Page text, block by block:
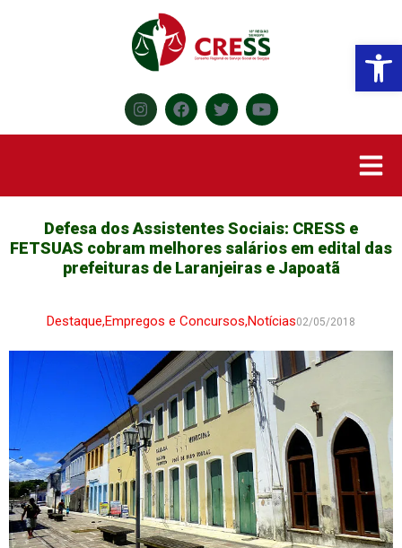
Defesa dos Assistentes Sociais: CRESS e
FETSUAS cobram melhores salários em edital das
prefeituras de Laranjeiras e Japoatã
Destaque,Empregos e Concursos,Notícias02/05/2018